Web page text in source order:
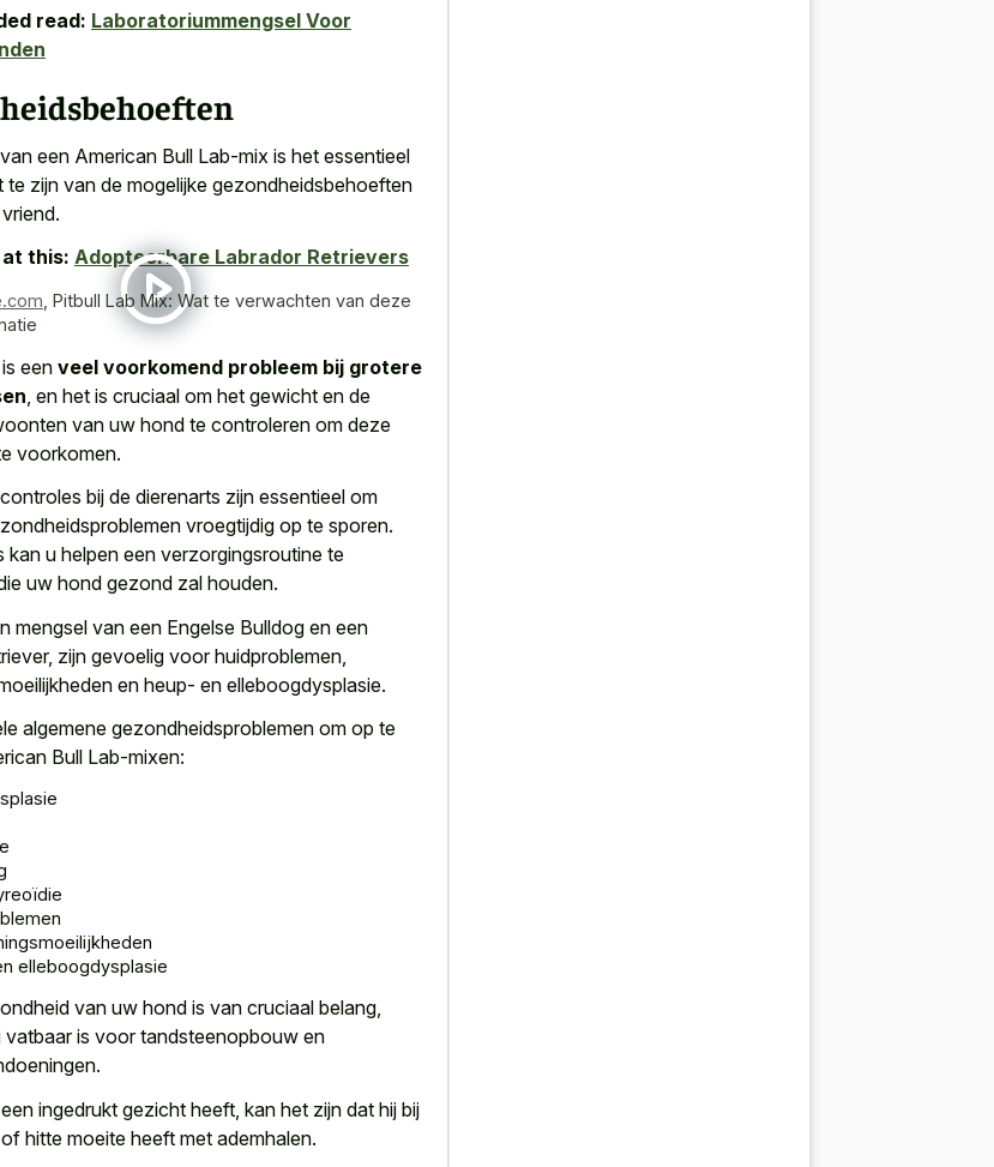
read: Laboratoriummengsel Voor
een American Bull Lab-mix is het essentieel
te zijn van demogelijke gezondheidsbehoeften
.
at this: Adopteerbare Labrador Retrievers
Pitbull Lab Mix: Wat te verwachten van deze
een veel voorkomend probleem bij grotere
, en het is cruciaal om het gewicht en de
van uw hond te controleren om deze
voorkomen.
bij de dierenarts zijn essentieel om
vroegtijdig op te sporen.
kan u helpen een verzorgingsroutine te
uw hond gezond zal houden.
mengsel van een Engelse Bulldog en een
zijn gevoelig voor huidproblemen,
en heup- en elleboogdysplasie.
algemene gezondheidsproblemen om op te
Bull Lab-mixen:
elleboogdysplasie
van uw hond is van cruciaal belang,
vatbaar is voor tandsteenopbouw en
ingedrukt gezicht heeft, kan het zijn dat hij bij
hitte moeite heeft met ademhalen.